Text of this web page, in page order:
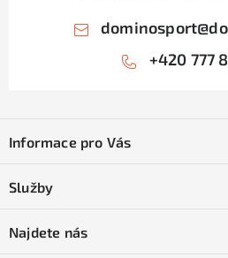
dominosport@
+420 777
pInformace pro Vás
Obchodní podmínky
Služby
Najdete nás